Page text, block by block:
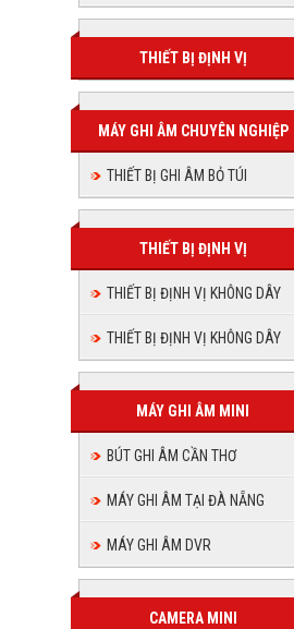
THIẾT BỊ ĐỊNH VỊ
MÁY GHI ÂM CHUYÊN NGHIỆP
THIẾT BỊ GHI ÂM BỎ TÚI
THIẾT BỊ ĐỊNH VỊ
THIẾT BỊ ĐỊNH VỊ KHÔNG DÂY
THIẾT BỊ ĐỊNH VỊ KHÔNG DÂY
MÁY GHI ÂM MINI
BÚT GHI ÂM CẦN THƠ
MÁY GHI ÂM TẠI ĐÀ NẴNG
MÁY GHI ÂM DVR
CAMERA MINI